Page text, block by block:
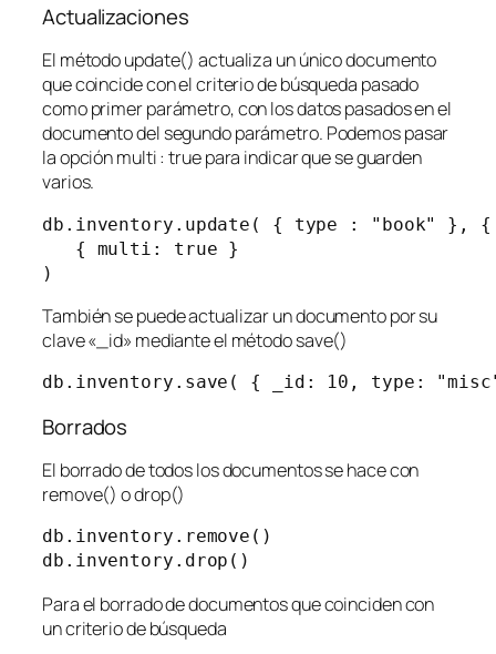
Actualizaciones
El método update() actualiza un único documento
que coincide con el criterio de búsqueda pasado
como primer parámetro, con los datos pasados en el
documento del segundo parámetro. Podemos pasar
la opción multi : true para indicar que se guarden
varios.
db.inventory.update( { type : "book"
   { multi: true }
)
También se puede actualizar un documento por su
clave «_id» mediante el método save()
db.inventory.save( { _id: 10, type:
Borrados
El borrado de todos los documentos se hace con
remove() o drop()
db.inventory.remove()
db.inventory.drop()
Para el borrado de documentos que coinciden con
un criterio de búsqueda